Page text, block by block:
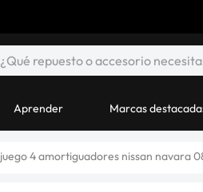
Aprender Marcas
juego 4 amortiguadores nissan navara